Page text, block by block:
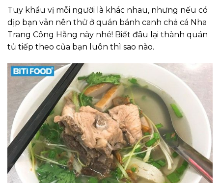
Tuy khẩu vị mỗi người là khác nhau, nhưng nếu có
dịp bạn vẫn nên thử ở quán bánh canh chả cá Nha
Trang Công Hằng này nhé! Biết đâu lại thành quán
tủ tiếp theo của bạn luôn thì sao nào.